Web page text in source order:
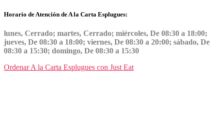
Horario de Atención de A la Carta Esplugues:
lunes, Cerrado; martes, Cerrado; miércoles, De 08:30 a 18:00;
jueves, De 08:30 a 18:00; viernes, De 08:30 a 20:00; sábado, De
08:30 a 15:30; domingo, De 08:30 a 15:30
Ordenar A la Carta Esplugues con Just Eat